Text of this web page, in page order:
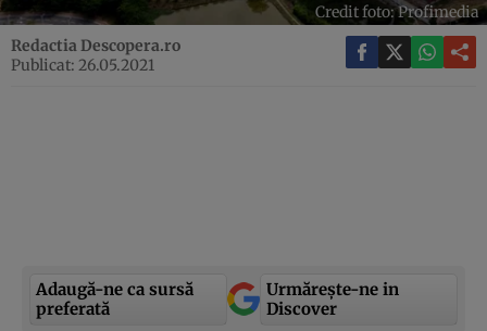
Credit foto: Profimedia
Redactia Descopera.ro
Publicat: 26.05.2021
Adaugă-ne ca sursă
preferată
Urmărește-ne in
Discover